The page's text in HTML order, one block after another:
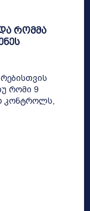
რომმა
რომი 9
კონტროლს,